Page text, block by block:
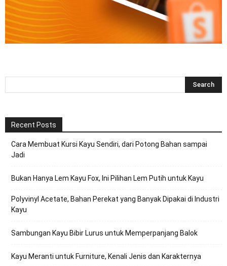
Recent Posts
Cara Membuat Kursi Kayu Sendiri, dari Potong Bahan sampai
Jadi
Bukan Hanya Lem Kayu Fox, Ini Pilihan Lem Putih untuk Kayu
Polyvinyl Acetate, Bahan Perekat yang Banyak Dipakai di Industri
Kayu
Sambungan Kayu Bibir Lurus untuk Memperpanjang Balok
Kayu Meranti untuk Furniture, Kenali Jenis dan Karakternya